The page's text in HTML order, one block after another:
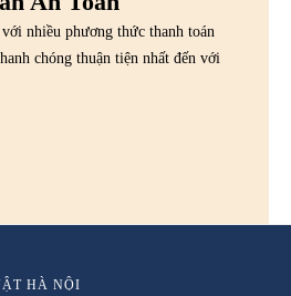
nhiều phương thức thanh toán
chóng thuận tiện nhất đến với
HÀ NỘI